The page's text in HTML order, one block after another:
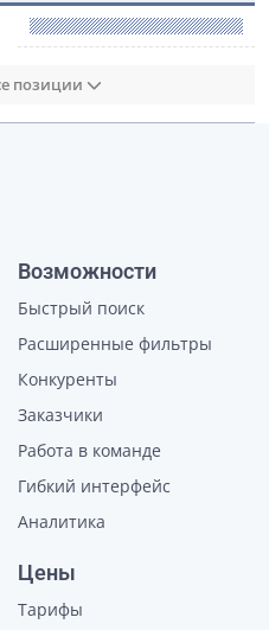
позиции
Возможности
Быстрый поиск
Расширенные фильтры
Конкуренты
Заказчики
Работа в команде
Гибкий интерфейс
Аналитика
Цены
Тарифы